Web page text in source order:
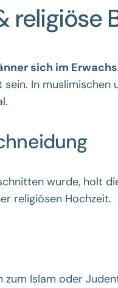
religiöse
sich im
In muslimischen
wurde, holt
religiösen Hochzeit.
zum Islam oder